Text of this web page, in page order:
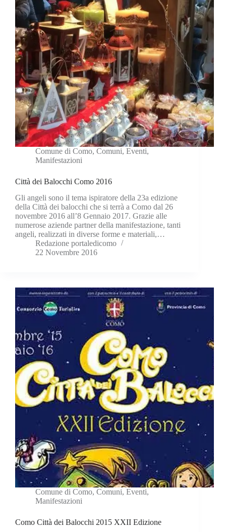
Comune di Como, Comuni, Eventi,
Manifestazioni
Città dei Balocchi Como 2016
Gli angeli sono il tema ispiratore della 23a edizione
della Città dei balocchi che si terrà a Como dal 26
novembre 2016 all’8 Gennaio 2017. Grazie alle
numerose aziende partner della manifestazione, tanti
angeli, realizzati in diverse forme e materiali,…
Redazione portaledicomo
22 Novembre 2016
Comune di Como, Comuni, Eventi,
Manifestazioni
Como Città dei Balocchi 2015 XXII Edizione